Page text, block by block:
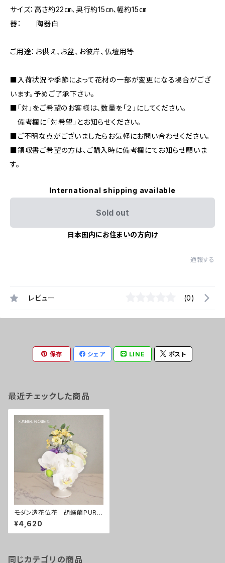
サイズ：高さ約22㎝、奥行約15㎝、幅約15㎝
器： 陶器白
ご用途：お供え、お盆、お彼岸、仏壇用等
■入荷状況や季節によって花材の一部が変更になる場合がござ
います。予めご了承下さい。
■「対」をご希望のお客様は、数量を「２」にしてください。
備考欄に「対希望」とお知らせください。
■ご不明な点がございましたらお気軽にお問い合わせください。
■領収書ご希望の方は、ご購入時に備考欄にてお知らせ願いま
す。
International shipping available
Sold out
日本国内にお住まいの方向け
通報する
レビュー (0)
保存 シェア LINE ポスト
最近チェックした商品
モダン造花仏花 胡蝶蘭PURP
LE
¥4,620
同じカテゴリの商品